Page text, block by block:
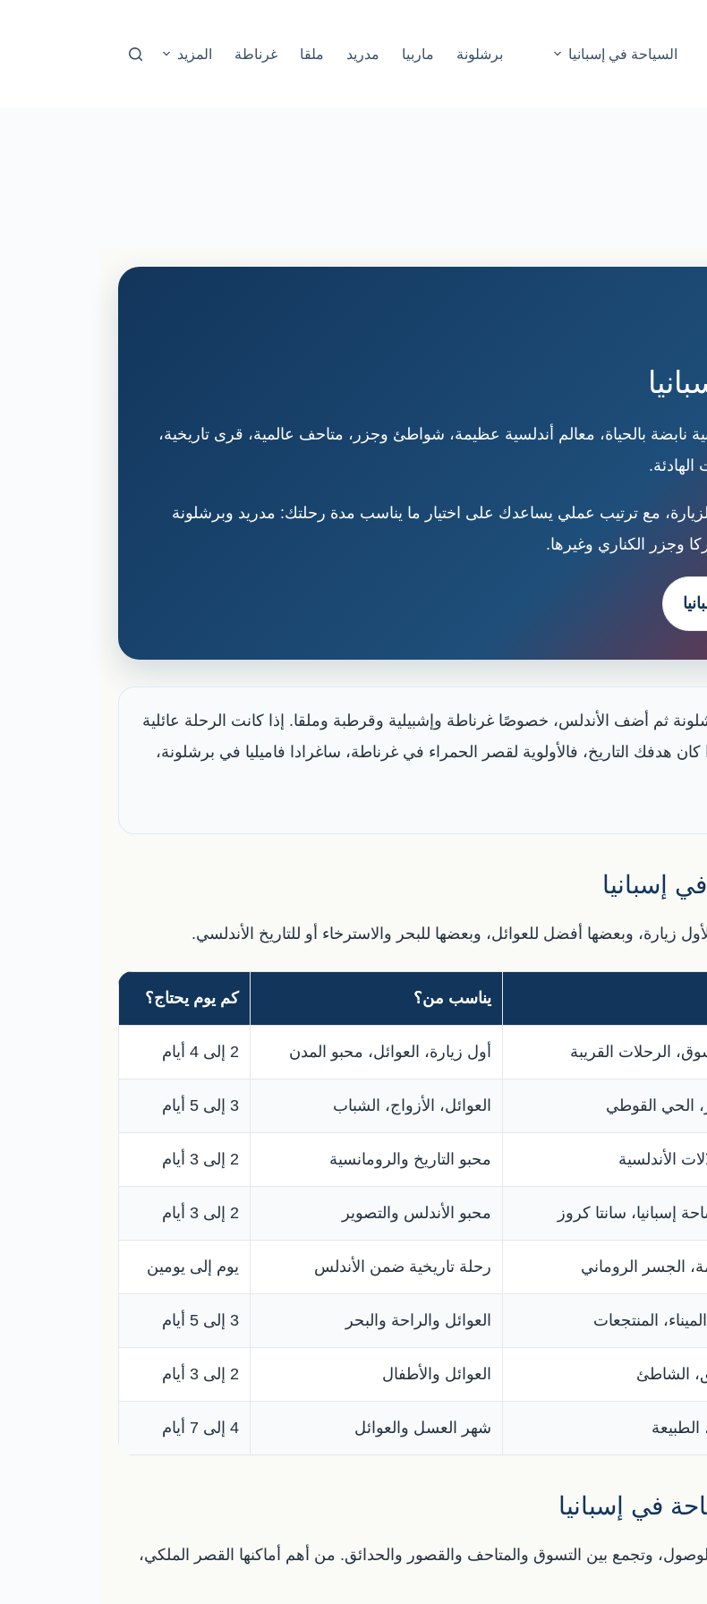
السياحة في إسبانيا برشلونة ماربيا مدريد ملقا غرناطة المزيد
نابضة بالحياة، معالم أندلسية عظيمة، شواطئ وجزر، متاحف عالمية، قرى تاريخية،
مع ترتيب عملي يساعدك على اختيار ما يناسب مدة رحلتك: مدريد وبرشلونة
وجزر الكناري وغيرها.
ثم أضف الأندلس، خصوصًا غرناطة وإشبيلية وقرطبة وملقا. إذا كانت الرحلة عائلية
كان هدفك التاريخ، فالأولوية لقصر الحمراء في غرناطة، ساغرادا فاميليا في برشلونة،
إسبانيا
زيارة، وبعضها أفضل للعوائل، وبعضها للبحر والاسترخاء أو للتاريخ الأندلسي.
يناسب من؟ كم يوم يحتاج؟
الرحلات القريبة أول زيارة، العوائل، محبو المدن 2 إلى 4 أيام
الحي القوطي العوائل، الأزواج، الشباب 3 إلى 5 أيام
الأندلسية محبو التاريخ والرومانسية 2 إلى 3 أيام
إسبانيا، سانتا كروز محبو الأندلس والتصوير 2 إلى 3 أيام
الجسر الروماني رحلة تاريخية ضمن الأندلس يوم إلى يومين
المنتجعات العوائل والراحة والبحر 3 إلى 5 أيام
الشاطئ العوائل والأطفال 2 إلى 3 أيام
شهر العسل والعوائل 4 إلى 7 أيام
في إسبانيا
وتجمع بين التسوق والمتاحف والقصور والحدائق. من أهم أماكنها القصر الملكي،